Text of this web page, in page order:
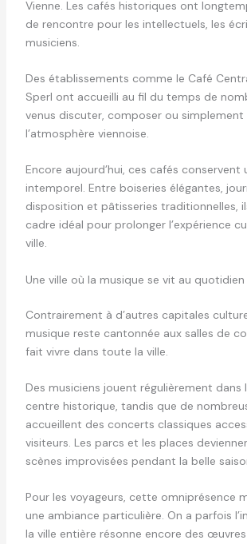
Vienne. Les cafés historiques ont
de rencontre pour les intellectuels, les
musiciens.
Des établissements comme le Café
Sperl ont accueilli au fil du temps de
venus discuter, composer ou simplement
l’atmosphère viennoise.
Encore aujourd’hui, ces cafés conservent
intemporel. Entre boiseries élégantes,
disposition et pâtisseries traditionnelles,
cadre idéal pour prolonger l’expérience
ville.
Une ville où la musique se vit au quotidien
Contrairement à d’autres capitales
musique reste cantonnée aux salles de
fait vivre dans toute la ville.
Des musiciens jouent régulièrement dans
centre historique, tandis que de
accueillent des concerts classiques
visiteurs. Les parcs et les places
scènes improvisées pendant la belle
Pour les voyageurs, cette omniprésence
une ambiance particulière. On a parfois
la ville entière résonne encore des